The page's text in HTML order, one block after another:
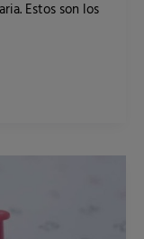
Estos son los